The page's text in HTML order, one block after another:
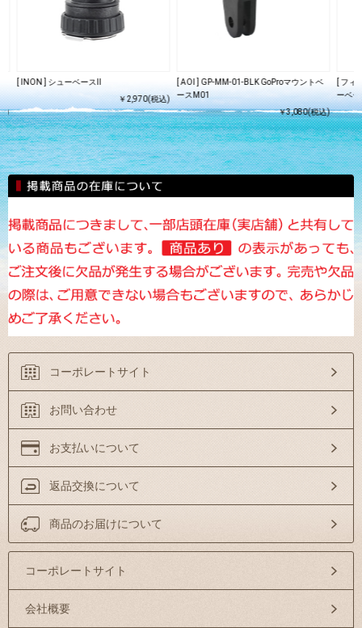
)
[ INON ] シューベースII
￥2,970(税込)
[ AOI ] GP-MM-01-BLK GoProマウントベ
ースM01
￥3,080(税込)
[ フ
ーベー
コーポレートサイト
お問い合わせ
お支払いについて
返品交換について
商品のお届けについて
コーポレートサイト
会社概要